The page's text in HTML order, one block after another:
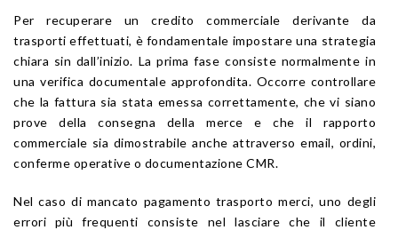
Per recuperare un credito commerciale derivante da
trasporti effettuati, è fondamentale impostare una strategia
chiara sin dall’inizio. La prima fase consiste normalmente in
una verifica documentale approfondita. Occorre controllare
che la fattura sia stata emessa correttamente, che vi siano
prove della consegna della merce e che il rapporto
commerciale sia dimostrabile anche attraverso email, ordini,
conferme operative o documentazione CMR.
Nel caso di mancato pagamento trasporto merci, uno degli
errori più frequenti consiste nel lasciare che il cliente